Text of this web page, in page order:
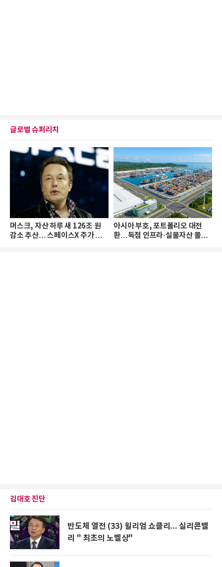
글로벌 슈퍼리치
머스크, 자산 하루 새 126조 원
감소 추산… 스페이스X 주가 하
아시아 부호, 포트폴리오 대전
환…독점 인프라·실물자산 몰린
김대호 진단
반도체 열전 (33) 윌리엄 쇼클리... 실리콘밸
리 " 최초의 노벨상"